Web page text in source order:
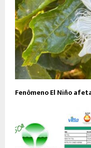
Fenômeno El Niño